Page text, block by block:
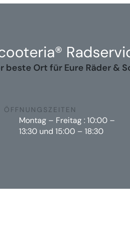
beste Ort für Eure Räder &
ÖFFNUNGSZEITEN
Montag – Freitag : 10:00 –
13:30 und 15:00 – 18:30